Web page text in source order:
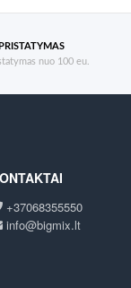
nuo 100 eu.
+37068355550
info@bigmix.lt